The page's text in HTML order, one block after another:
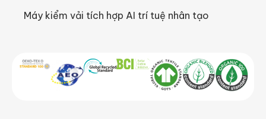
Máy kiểm vải tích hợp AI trí tuệ nhân tạo